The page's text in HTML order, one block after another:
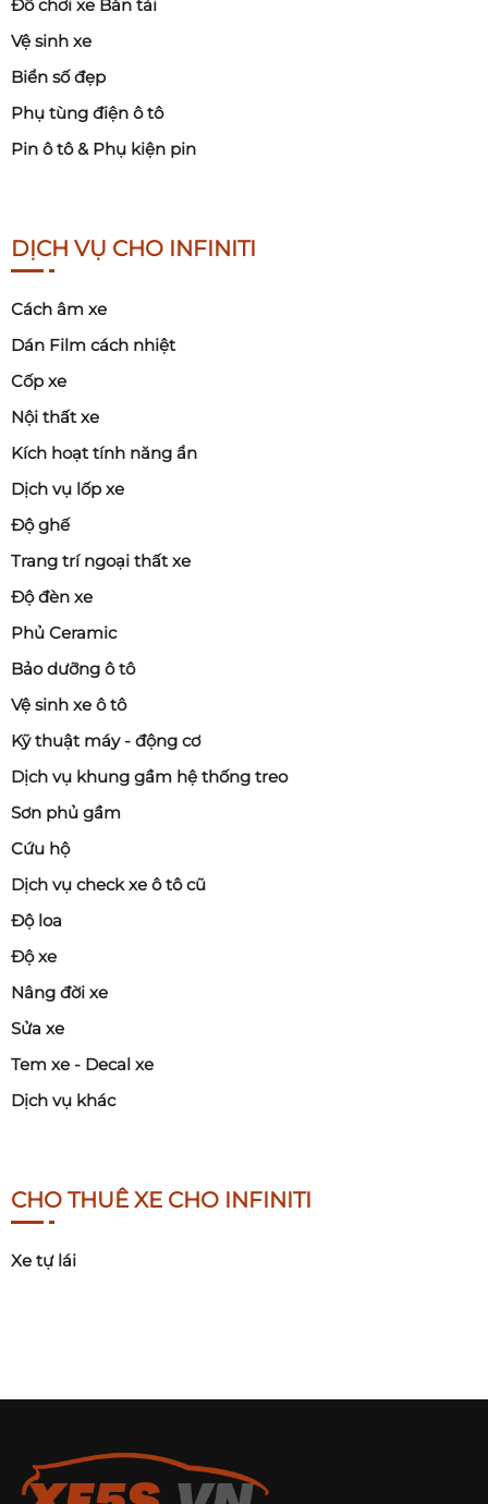
Đồ chơi xe Bán tải
Vệ sinh xe
Biển số đẹp
Phụ tùng điện ô tô
Pin ô tô & Phụ kiện pin
DỊCH VỤ CHO INFINITI
Cách âm xe
Dán Film cách nhiệt
Cốp xe
Nội thất xe
Kích hoạt tính năng ẩn
Dịch vụ lốp xe
Độ ghế
Trang trí ngoại thất xe
Độ đèn xe
Phủ Ceramic
Bảo dưỡng ô tô
Vệ sinh xe ô tô
Kỹ thuật máy - động cơ
Dịch vụ khung gầm hệ thống treo
Sơn phủ gầm
Cứu hộ
Dịch vụ check xe ô tô cũ
Độ loa
Độ xe
Nâng đời xe
Sửa xe
Tem xe - Decal xe
Dịch vụ khác
CHO THUÊ XE CHO INFINITI
Xe tự lái